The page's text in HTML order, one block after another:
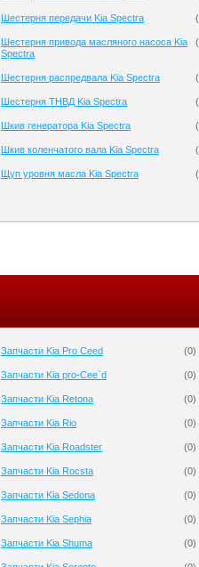
Шестерня передачи Kia Spectra (
Шестерня привода масляного насоса Kia
Spectra
(
Шестерня распредвала Kia Spectra (
Шестерня ТНВД Kia Spectra (
Шкив генератора Kia Spectra (
Шкив коленчатого вала Kia Spectra (
Щуп уровня масла Kia Spectra (
Запчасти Kia Pro Ceed (0)
Запчасти Kia pro-Cee`d (0)
Запчасти Kia Retona (0)
Запчасти Kia Rio (0)
Запчасти Kia Roadster (0)
Запчасти Kia Rocsta (0)
Запчасти Kia Sedona (0)
Запчасти Kia Sephia (0)
Запчасти Kia Shuma (0)